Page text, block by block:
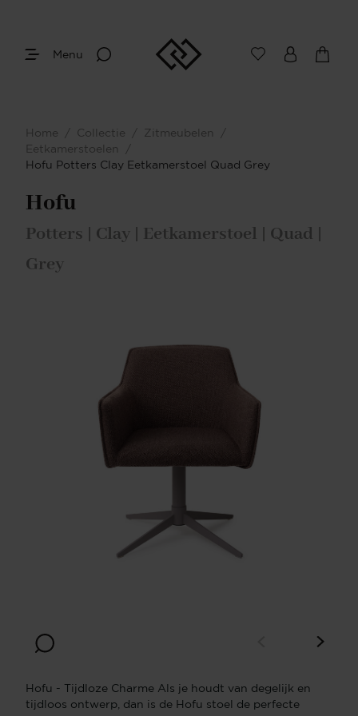
Menu
Home / Collectie / Zitmeubelen
/
Eetkamerstoelen
/
Hofu Potters Clay Eetkamerstoel Quad Grey
Hofu
Potters | Clay | Eetkamerstoel | Quad |
Grey
Hofu - Tijdloze Charme Als je houdt van degelijk en
tijdloos ontwerp, dan is de Hofu stoel de perfecte